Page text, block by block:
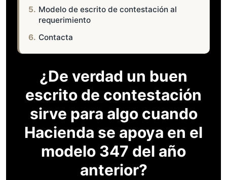
Modelo de escrito de contestación al
requerimiento
Contacta
¿De verdad un buen
escrito de contestación
sirve para algo cuando
Hacienda se apoya en el
modelo 347 del año
anterior?